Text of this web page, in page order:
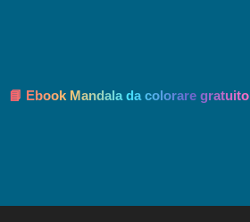
📘 Ebook Mandala da colorare gratuito